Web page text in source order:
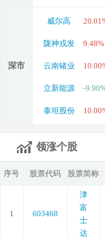
深市
威尔高
陇神戎发 9.48%
云南锗业
立新能源 -
泰坦股份
领涨个股
序号 股票代码 股票简称
1 603468
津
富
士
达